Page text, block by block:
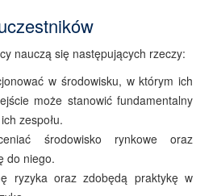
nauczą się następujących rzeczy:
w środowisku, w którym ich
może stanowić fundamentalny
zespołu.
środowisko rynkowe oraz
do niego.
ryzyka oraz zdobędą praktykę w